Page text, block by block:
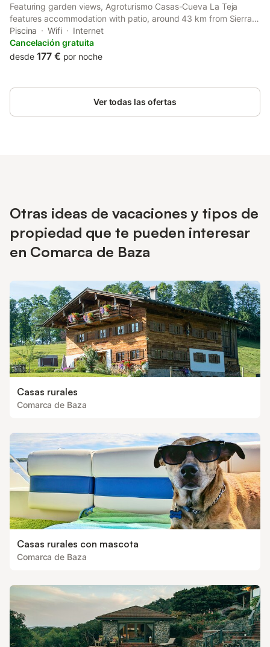
Featuring garden views, Agroturismo Casas-Cueva La Teja
features accommodation with patio, around 43 km from Sierra
de Castril Natural Park. With pool views, this accommodation
offers a balcony and a swimming pool.
Piscina Wifi
Internet
Cancelación gratuita
desde 177 € por noche
Ver todas las ofertas
Otras ideas de vacaciones y tipos de
propiedad que te pueden interesar
en Comarca de Baza
Casas rurales
Comarca de Baza
Casas rurales con mascota
Comarca de Baza